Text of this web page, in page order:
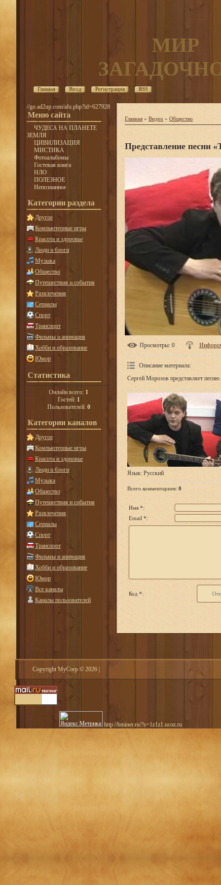
МИР
Главная Вход Регистрация RSS
//go.ad2up.com/afu.php?id=627928
Меню сайта
ЧУДЕСА НА ПЛАНЕТЕ
ЗЕМЛЯ
ЦИВИЛИЗАЦИЯ
МИСТИКА
Фотоальбомы
Гостевая книга
НЛО
ПОЛЕЗНОЕ
Непознанное
Категории раздела
Другое
Компьютерные игры
Красота и здоровье
Люди и блоги
Музыка
Общество
Путешествия и события
Развлечения
Сериалы
Спорт
Транспорт
Фильмы и анимация
Хобби и образование
Юмор
Статистика
Онлайн всего: 1
Гостей: 1
Пользователей: 0
Категории каналов
Другое
Компьютерные игры
Красота и здоровье
Люди и блоги
Музыка
Общество
Путешествия и события
Развлечения
Сериалы
Спорт
Транспорт
Фильмы и анимация
Хобби и образование
Юмор
Все каналы
Каналы пользователей
Главная » Видео » Общество
Представление песни
Просмотры: 0
Описание материала:
Сергей Морозов представляет
Язык: Русский
Всего комментариев: 0
Имя *:
Email *:
Код *:
Copyright MyCorp © 2026
http://bminer.ru/?s=1z1z1.ucoz.ru